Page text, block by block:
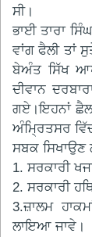
ਸੀ।
ਭਾਈ ਤਾਰਾ
ਵਾਂਗ ਫੈਲੀ ਤਾਂ
ਬੇਅੰਤ ਸਿੱਖ
ਦੀਵਾਨ
ਗਏ।ਇਹਨਾਂ
ਅੰਮ੍ਰਿਤਸਰ
ਸਬਕ
1. ਸਰਕਾਰੀ
2. ਸਰਕਾਰੀ
3.ਜ਼ਾਲਮ
ਲਾਇਆ ਜਾਵੇ।